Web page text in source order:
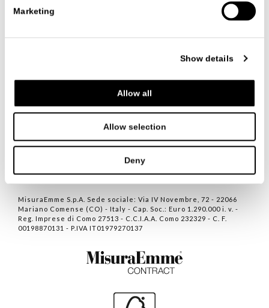
Marketing
Show details
Allow all
Allow selection
Deny
CONTATTI
MisuraEmme S.p.A. Sede sociale: Via IV Novembre, 72 - 22066
Mariano Comense (CO) - Italy - Cap. Soc.: Euro 1.290.000 i. v. -
Reg. Imprese di Como 27513 - C.C.I.A.A. Como 232329 - C. F.
00198870131 - P.IVA IT01979270137